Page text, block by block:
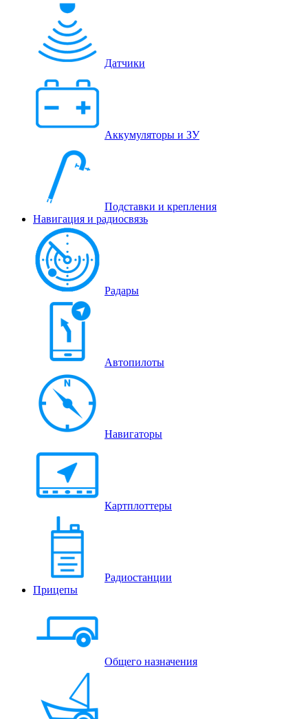
Датчики
Аккумуляторы и ЗУ
Подставки и крепления
Навигация и радиосвязь
Радары
Автопилоты
Навигаторы
Картплоттеры
Радиостанции
Прицепы
Общего назначения